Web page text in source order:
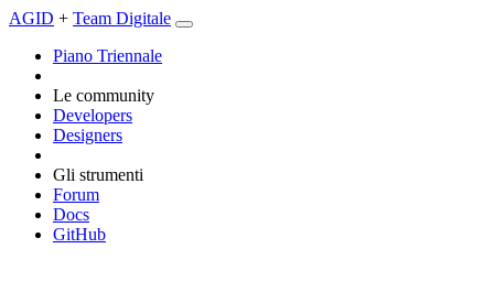
AGID + Team Digitale
Piano Triennale
Le community
Developers
Designers
Gli strumenti
Forum
Docs
GitHub